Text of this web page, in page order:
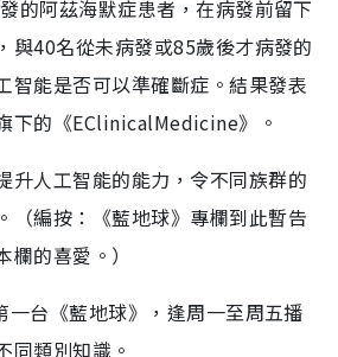
的阿茲海默症患者，在病發前留下
與40名從未病發或85歲後才病發的
智能是否可以準確斷症。結果發表
下的《EClinicalMedicine》。
升人工智能的能力，令不同族群的
（編按：《藍地球》專欄到此暫告
的喜愛。）
一台《藍地球》，逢周一至周五播
同類別知識。